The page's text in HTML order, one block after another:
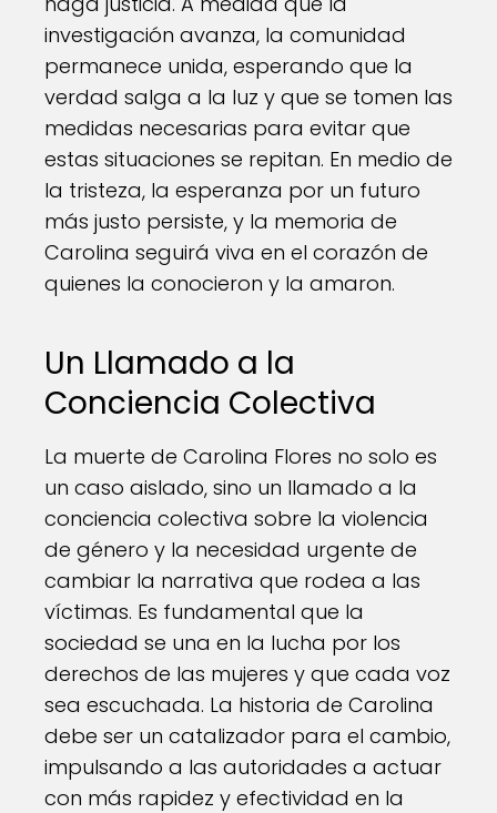
investigación avanza, la comunidad
permanece unida, esperando que la
verdad salga a la luz y que se tomen las
medidas necesarias para evitar que
estas situaciones se repitan. En medio de
la tristeza, la esperanza por un futuro
más justo persiste, y la memoria de
Carolina seguirá viva en el corazón de
quienes la conocieron y la amaron.
Un Llamado a la
Conciencia Colectiva
La muerte de Carolina Flores no solo es
un caso aislado, sino un llamado a la
conciencia colectiva sobre la violencia
de género y la necesidad urgente de
cambiar la narrativa que rodea a las
víctimas. Es fundamental que la
sociedad se una en la lucha por los
derechos de las mujeres y que cada voz
sea escuchada. La historia de Carolina
debe ser un catalizador para el cambio,
impulsando a las autoridades a actuar
con más rapidez y efectividad en la